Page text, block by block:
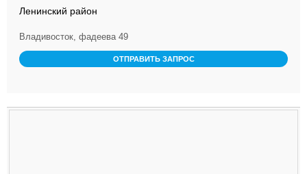
Ленинский район
Владивосток, фадеева 49
ОТПРАВИТЬ ЗАПРОС